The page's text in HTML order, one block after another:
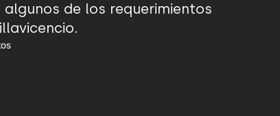
de los requerimientos